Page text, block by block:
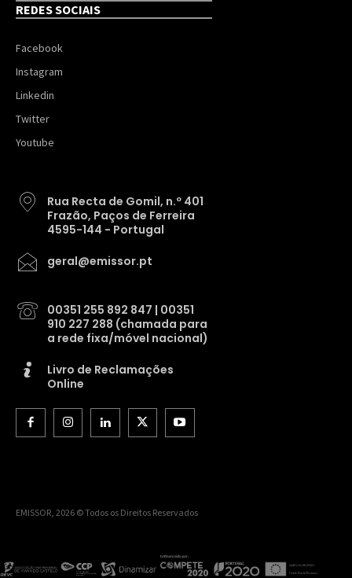
REDES SOCIAIS
Facebook
Instagram
Linkedin
Twitter
Youtube
Rua Recta de Gomil, n.º 401
Frazão, Paços de Ferreira
4595-144 - Portugal
geral@emissor.pt
00351 255 892 847 | 00351
910 227 288 (chamada para
a rede fixa/móvel nacional)
Livro de Reclamações
Online
EMISSOR, 2026 © Todos os Direitos Reservados